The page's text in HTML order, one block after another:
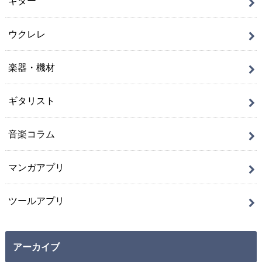
ウクレレ
楽器・機材
ギタリスト
音楽コラム
マンガアプリ
ツールアプリ
アーカイブ